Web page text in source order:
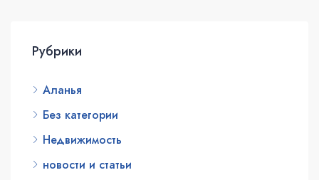
Рубрики
Аланья
Без категории
Недвижимость
новости и статьи